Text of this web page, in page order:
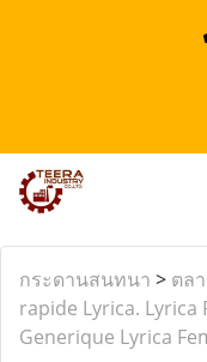
กระดานสนทนา > ตล
rapide Lyrica. Lyrica
Generique Lyrica